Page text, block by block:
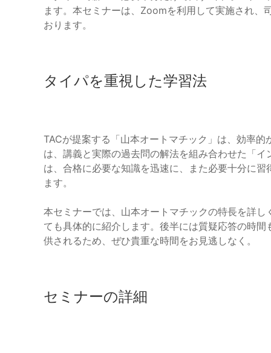
ます。本セミナーは、Zoomを利用して実施され、
おります。
タイパを重視した学習法
TACが提案する「山本オートマチック」は、効率
は、講義と実際の過去問の解法を組み合わせた「
は、合格に必要な知識を迅速に、また必要十分に
ます。
本セミナーでは、山本オートマチックの特長を詳
ても具体的に紹介します。後半には質疑応答の時
供されるため、ぜひ貴重な時間をお見逃しなく。
セミナーの詳細